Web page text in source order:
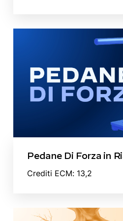
Pedane Di Forza in
Crediti ECM: 13,2